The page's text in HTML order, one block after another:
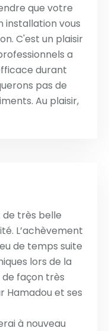
que votre
installation vous
C'est un plaisir
a
durant
pas de
Au plaisir,
très belle
L’achèvement
de temps suite
lors de la
de façon très
Hamadou et ses
à nouveau